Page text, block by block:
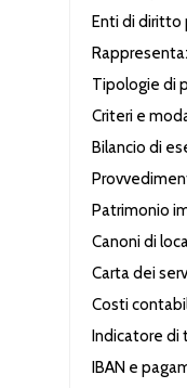
Enti di diritto
Tipologie di
Criteri e
Bilancio di
Patrimonio
Canoni di
Carta dei
Costi
Indicatore di
IBAN e